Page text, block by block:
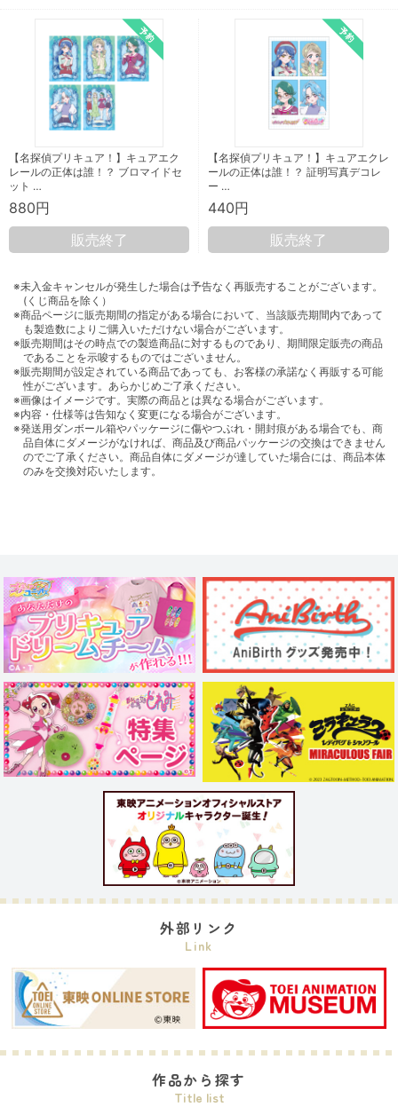
【名探偵プリキュア！】キュアエク
レールの正体は誰！？ ブロマイドセ
ット …
880円
販売終了
【名探偵プリキュア！】キュアエクレ
ールの正体は誰！？ 証明写真デコレ
ー …
440円
販売終了
※未入金キャンセルが発生した場合は予告なく再販売することがございます。
(くじ商品を除く）
※商品ページに販売期間の指定がある場合において、当該販売期間内であって
も製造数によりご購入いただけない場合がございます。
※販売期間はその時点での製造商品に対するものであり、期間限定販売の商品
であることを示唆するものではございません。
※販売期間が設定されている商品であっても、お客様の承諾なく再販する可能
性がございます。あらかじめご了承ください。
※画像はイメージです。実際の商品とは異なる場合がございます。
※内容・仕様等は告知なく変更になる場合がございます。
※発送用ダンボール箱やパッケージに傷やつぶれ・開封痕がある場合でも、商
品自体にダメージがなければ、商品及び商品パッケージの交換はできません
のでご了承ください。商品自体にダメージが達していた場合には、商品本体
のみを交換対応いたします。
外部リンク
Link
作品から探す
Title list